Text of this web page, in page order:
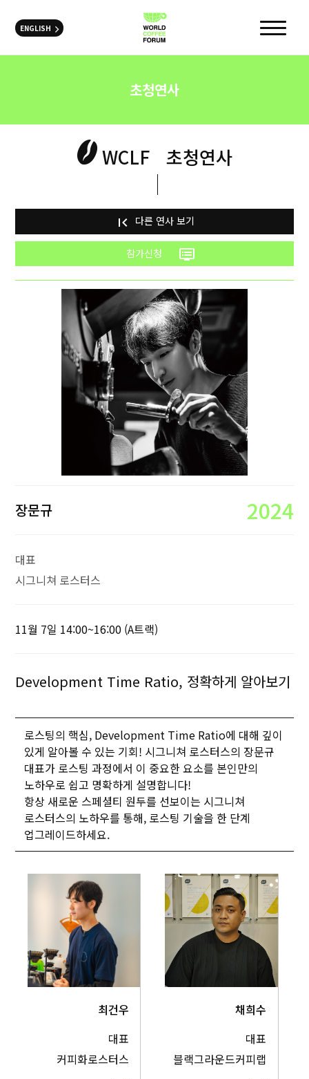
ENGLISH
초청연사
WCLF 초청연사
first_page 다른 연사 보기
참가신청 dvr
장문규 2024
대표
시그니쳐 로스터스
11월 7일 14:00~16:00 (A트랙)
Development Time Ratio, 정확하게 알아보기
로스팅의 핵심, Development Time Ratio에 대해 깊이
있게 알아볼 수 있는 기회! 시그니쳐 로스터스의 장문규
대표가 로스팅 과정에서 이 중요한 요소를 본인만의
노하우로 쉽고 명확하게 설명합니다!
항상 새로운 스페셜티 원두를 선보이는 시그니쳐
로스터스의 노하우를 통해, 로스팅 기술을 한 단계
업그레이드하세요.
최건우
대표
커피화로스터스
채희수
대표
블랙그라운드커피랩